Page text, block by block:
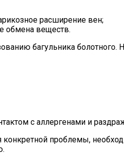
расширение вен;
обмена веществ.
багульника болотного.
с аллергенами и
проблемы,